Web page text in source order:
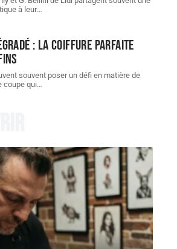
à leur…
: la coiffure parfaite
souvent poser un défi en matière de
coupe qui…